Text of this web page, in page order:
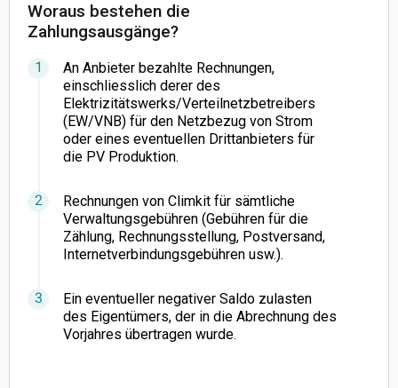
Woraus bestehen die
Zahlungsausgänge?
An Anbieter bezahlte Rechnungen,
einschliesslich derer des
Elektrizitätswerks/Verteilnetzbetreibers
(EW/VNB) für den Netzbezug von Strom
oder eines eventuellen Drittanbieters für
die PV Produktion.
Rechnungen von Climkit für sämtliche
Verwaltungsgebühren (Gebühren für die
Zählung, Rechnungsstellung, Postversand,
Internetverbindungsgebühren usw.).
Ein eventueller negativer Saldo zulasten
des Eigentümers, der in die Abrechnung des
Vorjahres übertragen wurde.